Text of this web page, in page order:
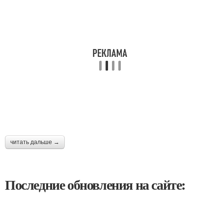
читать дальше →
Последние обновления на сайте: